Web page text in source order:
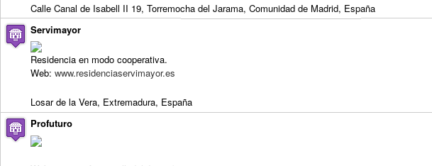
Calle Canal de Isabell II 19, Torremocha del Jarama, Comunidad de Madrid, España
Servimayor
Residencia en modo cooperativa.
Web: www.residenciaservimayor.es
Losar de la Vera, Extremadura, España
Profuturo